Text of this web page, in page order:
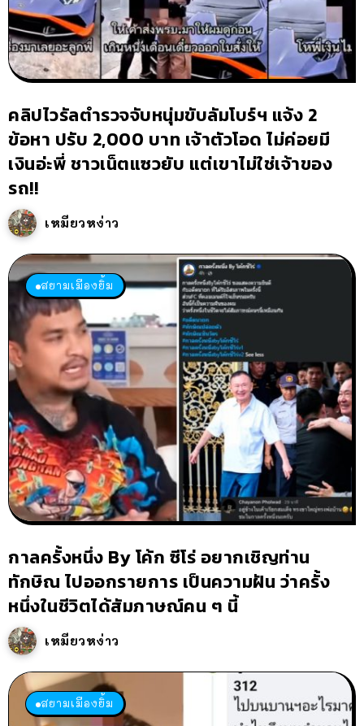
คลิปไวรัลตำรวจจับหนุ่มขับลัมโบร์ฯ แจ้ง 2
ข้อหา ปรับ 2,000 บาท เจ้าตัวโอด ไม่ค่อยมี
เงินอ่ะพี่ ชาวเน็ตแซวยับ แต่เขาไม่ใช่เจ้าของ
รถ!!
เหมียวหง่าว
สยามเมืองยิ้ม
กาลครั้งหนึ่ง By โค้ก ซีโร่ อยากเชิญท่าน
ทักษิณ ไปออกรายการ เป็นความฝัน ว่าครั้ง
หนึ่งในชีวิตได้สัมภาษณ์คน ๆ นี้
เหมียวหง่าว
สยามเมืองยิ้ม